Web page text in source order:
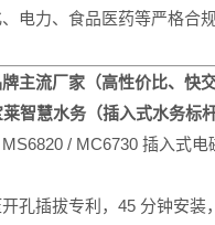
电力、食品医药等严格合
主流厂家（高性价比、快
智慧水务（插入式水务标杆
/ MC6730 插入式电
孔插拔专利，45 分钟安装